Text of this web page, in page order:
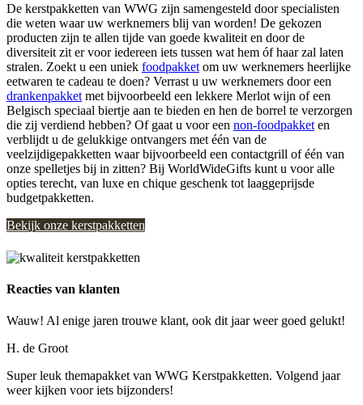
De kerstpakketten van WWG zijn samengesteld door specialisten
die weten waar uw werknemers blij van worden! De gekozen
producten zijn te allen tijde van goede kwaliteit en door de
diversiteit zit er voor iedereen iets tussen wat hem óf haar zal laten
stralen. Zoekt u een uniek foodpakket om uw werknemers heerlijke
eetwaren te cadeau te doen? Verrast u uw werknemers door een
drankenpakket met bijvoorbeeld een lekkere Merlot wijn of een
Belgisch speciaal biertje aan te bieden en hen de borrel te verzorgen
die zij verdiend hebben? Of gaat u voor een non-foodpakket en
verblijdt u de gelukkige ontvangers met één van de
veelzijdigepakketten waar bijvoorbeeld een contactgrill of één van
onze spelletjes bij in zitten? Bij WorldWideGifts kunt u voor alle
opties terecht, van luxe en chique geschenk tot laaggeprijsde
budgetpakketten.
Bekijk onze kerstpakketten
Reacties van klanten
Wauw! Al enige jaren trouwe klant, ook dit jaar weer goed gelukt!
H. de Groot
Super leuk themapakket van WWG Kerstpakketten. Volgend jaar
weer kijken voor iets bijzonders!